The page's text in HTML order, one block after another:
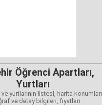
Öğrenci Apartları,
Yurtları
yurtlarının listesi, harita konumları,
ve detay bilgileri, fiyatları